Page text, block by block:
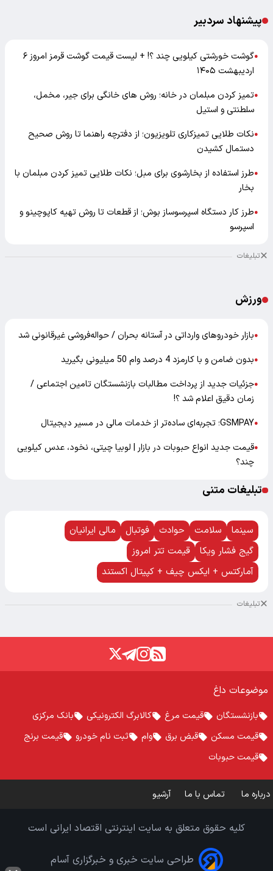
پیشنهاد سردبیر
●
گوشت خورشتی کیلویی چند ؟! + لیست قیمت گوشت قرمز امروز ۶
اردیبهشت ۱۴۰۵
●تمیز کردن مبلمان در خانه؛ روش های خانگی برای جیر، مخمل،
سلطنتی و استیل
●نکات طلایی تمیزکاری تلویزیون؛ از دفترچه راهنما تا روش صحیح
دستمال کشیدن
●طرز استفاده از بخارشوی برای مبل؛ نکات طلایی تمیز کردن مبلمان با
بخار
●طرز کار دستگاه اسپرسوساز بوش؛ از قطعات تا روش تهیه کاپوچینو و
اسپرسو
تبلیغات
ورزش
●بازار خودرو‌های وارداتی در آستانه بحران / حواله‌فروشی غیرقانونی شد
●بدون ضامن و با کارمزد 4 درصد وام 50 میلیونی بگیرید
●جزئیات جدید از پرداخت مطالبات بازنشستگان تامین اجتماعی /
زمان دقیق اعلام شد ؟!
●GSMPAY؛ تجربه‌ای ساده‌تر از خدمات مالی در مسیر دیجیتال
●قیمت جدید انواع حبوبات در بازار | لوبیا چیتی، نخود، عدس کیلویی
چند؟
تبلیغات متنی
سینما سلامت حوادث فوتبال
مالی ایرانیان
گیج فشار ویکا
قیمت تتر امروز
آمارکتس + ایکس چیف + کپیتال اکستند
تبلیغات
موضوعات داغ
بازنشستگان قیمت مرغ کالابرگ الکترونیکی
بانک مرکزی
قیمت مسکن
قبض برق وام ثبت نام خودرو
قیمت برنج
قیمت حبوبات
درباره ما تماس با ما آرشیو
کلیه حقوق متعلق به سایت اینترنتی اقتصاد ایرانی است
طراحی سایت خبری و خبرگزاری آسام